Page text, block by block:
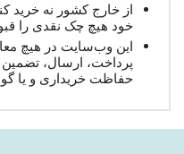
از خارج کشور نه خرید
خود هیچ چک نقدی را
این وب‌سایت در هیچ
پرداخت، ارسال،
حفاظت خریداری و یا